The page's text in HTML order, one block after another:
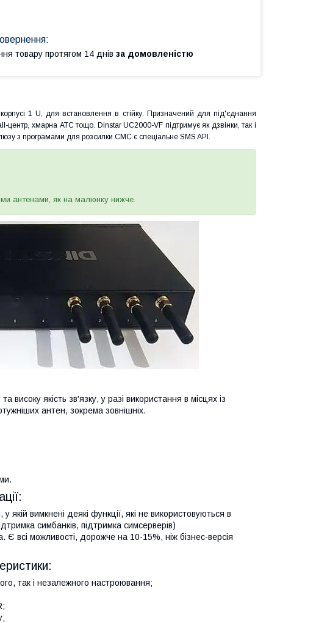
товару протягом 14 днів за домовленістю
1 U, для встановлення в стійку. Призначений для під'єднання
хмарна АТС тощо. Dinstar UC2000-VF підтримує як дзвінки, так і
з програмами для розсилки СМС є спеціальне SMS API.
антенами, як на малюнку нижче.
якість зв'язку, у разі використання в місцях із
антен, зокрема зовнішніх.
якій вимкнені деякі функції, які не використовуються в
симбанків, підтримка симсерверів)
всі можливості, дорожче на 10-15%, ніж бізнес-версія
так і незалежного настроювання;